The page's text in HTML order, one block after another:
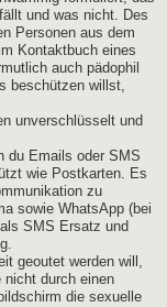
und was nicht. Des
Personen aus dem
Kontaktbuch eines
auch pädophil
beschützen willst,
unverschlüsselt und
du Emails oder SMS
wie Postkarten. Es
zu
sowie WhatsApp (bei
SMS Ersatz und
geoutet werden will,
nicht durch einen
die sexuelle